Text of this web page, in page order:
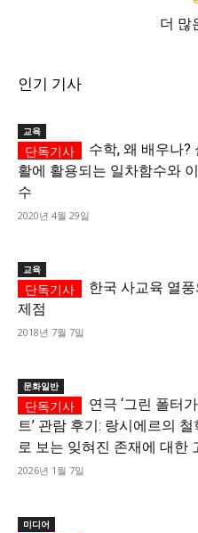
더 많
인기 기사
교육
수학, 왜 배우나?
활에 활용되는 일차함수와
수
2020년 4월 29일
교육
한국 사교육 열
제점
2018년 7월 7일
문화일반
연극 ‘그린 폴터
트’ 관람 후기: 랑시에르의 철
로 보는 잊혀진 존재에 대한
2026년 1월 7일
미디어